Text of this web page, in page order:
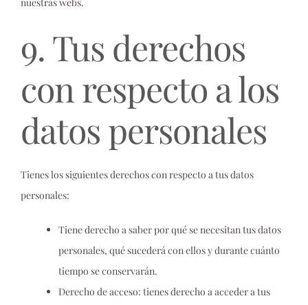
9. Tus derechos
con respecto a los
datos personales
Tienes los siguientes derechos con respecto a tus datos
personales:
Tiene derecho a saber por qué se necesitan tus datos
personales, qué sucederá con ellos y durante cuánto
tiempo se conservarán.
Derecho de acceso: tienes derecho a acceder a tus